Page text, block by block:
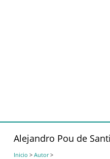
Alejandro Pou de
Inicio > Autor>